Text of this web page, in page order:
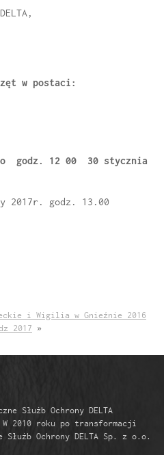
w postaci:
godz. 12 00 30 stycznia
2017r. godz. 13.00
i Wigilia w Gnieźnie 2016
2017 »
Służb Ochrony DELTA
2010 roku po transformacji
Służb Ochrony DELTA Sp. z o.o.